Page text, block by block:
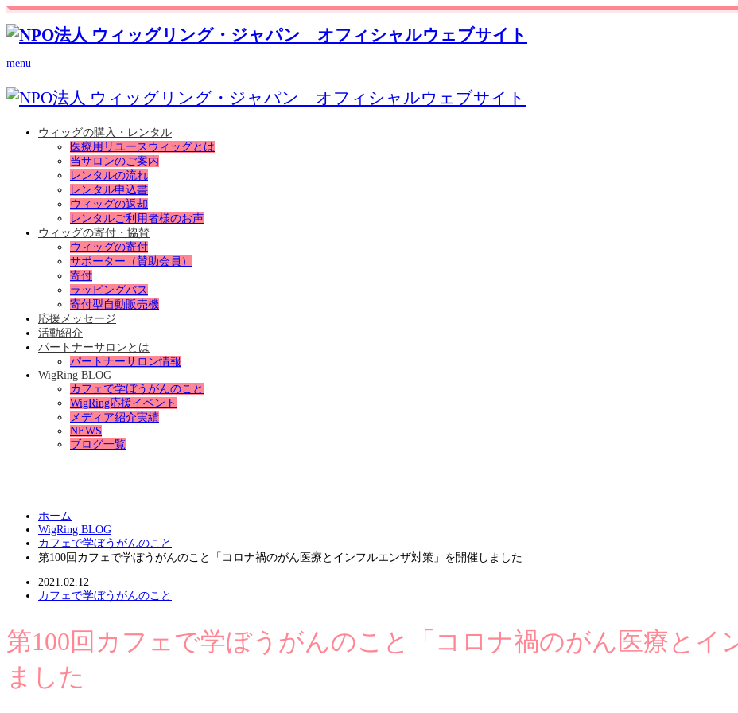
menu
ウィッグの購入・レンタル
医療用リユースウィッグとは
当サロンのご案内
レンタルの流れ
レンタル申込書
ウィッグの返却
レンタルご利用者様のお声
ウィッグの寄付・協賛
ウィッグの寄付
サポーター（賛助会員）
寄付
ラッピングバス
寄付型自動販売機
応援メッセージ
活動紹介
パートナーサロンとは
パートナーサロン情報
WigRing BLOG
カフェで学ぼうがんのこと
WigRing応援イベント
メディア紹介実績
NEWS
ブログ一覧
ホーム
WigRing BLOG
カフェで学ぼうがんのこと
第100回カフェで学ぼうがんのこと「コロナ禍のがん医療とインフルエンザ対策」を開催しました
2021.02.12
カフェで学ぼうがんのこと
第100回カフェで学ぼうがんのこと「コロナ禍のがん医療とイ
ました